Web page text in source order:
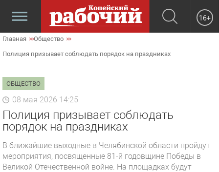
16+
Главная Общество
Полиция призывает соблюдать порядок на праздниках
ОБЩЕСТВО
08 мая 2026 14:25
Полиция призывает соблюдать
порядок на праздниках
В ближайшие выходные в Челябинской области пройдут
мероприятия, посвященные 81-й годовщине Победы в
Великой Отечественной войне. На площадках будут